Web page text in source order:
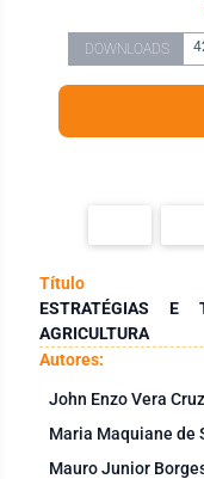
DOWNLOADS
Título
ESTRATÉGIAS E
AGRICULTURA
Autores:
John Enzo Vera
Maria Maquiane de
Mauro Junior